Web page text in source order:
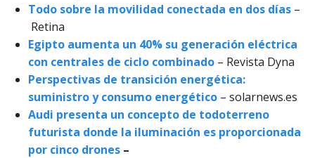
Todo sobre la movilidad conectada en dos días –
Retina
Egipto aumenta un 40% su generación eléctrica
con centrales de ciclo combinado – Revista Dyna
Perspectivas de transición energética:
suministro y consumo energético – solarnews.es
Audi presenta un concepto de todoterreno
futurista donde la iluminación es proporcionada
por cinco drones –